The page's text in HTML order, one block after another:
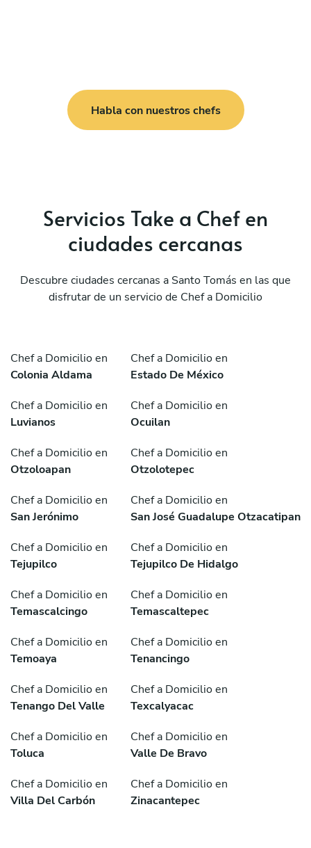
Habla con nuestros chefs
Servicios Take a Chef en
ciudades cercanas
Descubre ciudades cercanas a Santo Tomás en las que
disfrutar de un servicio de Chef a Domicilio
Chef a Domicilio en
Colonia Aldama
Chef a Domicilio en
Estado De México
Chef a Domicilio en
Luvianos
Chef a Domicilio en
Ocuilan
Chef a Domicilio en
Otzoloapan
Chef a Domicilio en
Otzolotepec
Chef a Domicilio en
San Jerónimo
Chef a Domicilio en
San José Guadalupe Otzacatipan
Chef a Domicilio en
Tejupilco
Chef a Domicilio en
Tejupilco De Hidalgo
Chef a Domicilio en
Temascalcingo
Chef a Domicilio en
Temascaltepec
Chef a Domicilio en
Temoaya
Chef a Domicilio en
Tenancingo
Chef a Domicilio en
Tenango Del Valle
Chef a Domicilio en
Texcalyacac
Chef a Domicilio en
Toluca
Chef a Domicilio en
Valle De Bravo
Chef a Domicilio en
Villa Del Carbón
Chef a Domicilio en
Zinacantepec